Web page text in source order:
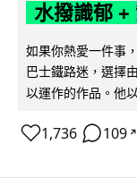
水撥識郁 +
如果你熱愛一件事
巴士鐵路迷，選擇
以運作的作品。他
1,736 109 ↗